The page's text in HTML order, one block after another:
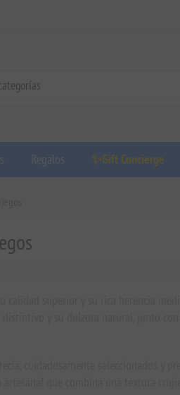
Regalos ✨Gift Concierge
superior y su rica herencia